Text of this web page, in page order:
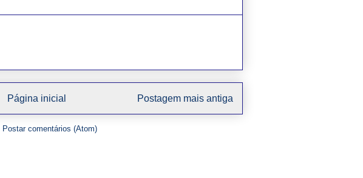
Postagem mais antiga
Página inicial
Postar comentários (Atom)